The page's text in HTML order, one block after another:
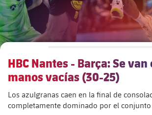
Estructura ejecutiva
chevron-right
label.aria.chevronright
Órganos
label.aria.chevronright
Documents
plusicon
más
Barça Academy
Más que un club
Masia 360
La Masia
plusicon
más
Década a década
HBC Nantes - Barça: Se
manos vacías (30-25)
Los azulgranas caen en la final de
completamente dominado por el